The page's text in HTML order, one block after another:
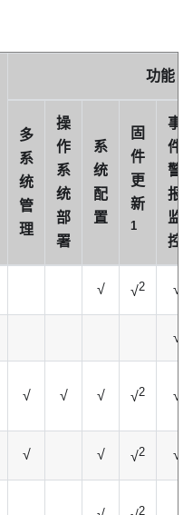
功能
多
系
统
管
理
操
作
系
统
部
署
系
统
配
置
固
件
更
新
1
事
件/
警
报
监
控
√ √2 √
√
√ √ √ √2 √
√ √ √2 √
2